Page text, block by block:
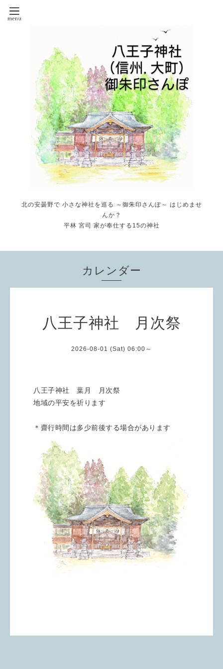
北の安曇野で 小さな神社を巡る ～御朱印さんぽ～ はじめませ
んか？
平林 宮司 家が奉仕する15の神社
カレンダー
八王子神社 月次祭
2026-08-01 (Sat) 06:00～
八王子神社 葉月 月次祭
地域の平安を祈ります
＊齋行時間は多少前後する場合があります